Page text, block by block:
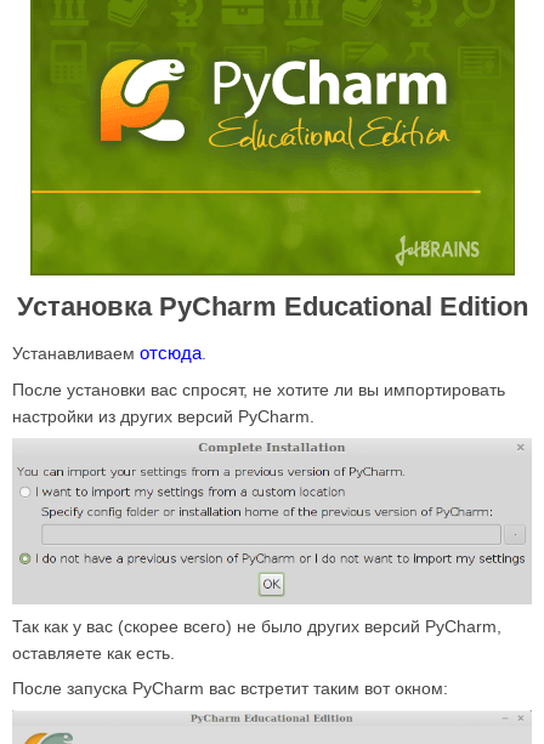
Установка PyCharm Educational Edition
Устанавливаемотсюда
После установки вас спросят, не хотите ли вы импортировать
настройки из других версий PyCharm.
Так как у вас (скорее всего) не было других версий PyCharm,
оставляете как есть.
После запуска PyCharm вас встретит таким вот окном: